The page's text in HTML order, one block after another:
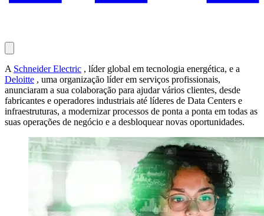
A Schneider Electric , líder global em tecnologia energética, e a
Deloitte , uma organização líder em serviços profissionais,
anunciaram a sua colaboração para ajudar vários clientes, desde
fabricantes e operadores industriais até líderes de Data Centers e
infraestruturas, a modernizar processos de ponta a ponta em todas as
suas operações de negócio e a desbloquear novas oportunidades.